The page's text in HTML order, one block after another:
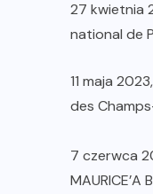
27 kwietnia
national de
11 maja
des
7 czerwca